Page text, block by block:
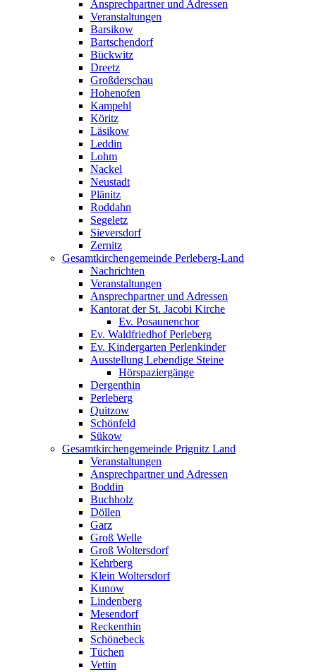
Ansprechpartner und Adressen
Veranstaltungen
Barsikow
Bartschendorf
Bückwitz
Dreetz
Großderschau
Hohenofen
Kampehl
Köritz
Läsikow
Leddin
Lohm
Nackel
Neustadt
Plänitz
Roddahn
Segeletz
Sieversdorf
Zernitz
Gesamtkirchengemeinde Perleberg-Land
Nachrichten
Veranstaltungen
Ansprechpartner und Adressen
Kantorat der St. Jacobi Kirche
Ev. Posaunenchor
Ev. Waldfriedhof Perleberg
Ev. Kindergarten Perlenkinder
Ausstellung Lebendige Steine
Hörspaziergänge
Dergenthin
Perleberg
Quitzow
Schönfeld
Sükow
Gesamtkirchengemeinde Prignitz Land
Veranstaltungen
Ansprechpartner und Adressen
Boddin
Buchholz
Döllen
Garz
Groß Welle
Groß Woltersdorf
Kehrberg
Klein Woltersdorf
Kunow
Lindenberg
Mesendorf
Reckenthin
Schönebeck
Tüchen
Vettin